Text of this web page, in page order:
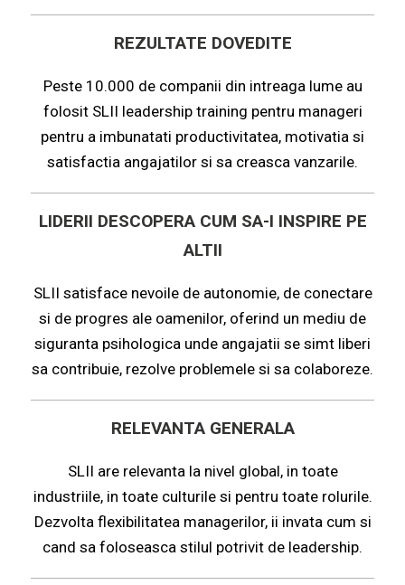
trec la modul de training esential in
curricula managerului si despre care
cred ca si peste ani, avandu-l ca
prilej de discutie in sala de curs va
genera multe analize, exemple si
puternica pe care ne-au ajutat sa o
stabilim!"
experienta si resursele necesare
implementarii de proiecte extinse de
training si dezvoltare."
REZULTATE DOVEDITE
Peste 10.000 de companii din intreaga lume au
folosit SLII leadership training pentru manageri
pentru a imbunatati productivitatea, motivatia si
satisfactia angajatilor si sa creasca vanzarile.
LIDERII DESCOPERA CUM SA-I INSPIRE PE
ALTII
SLII satisface nevoile de autonomie, de conectare
si de progres ale oamenilor, oferind un mediu de
siguranta psihologica unde angajatii se simt liberi
sa contribuie, rezolve problemele si sa colaboreze.
RELEVANTA GENERALA
SLII are relevanta la nivel global, in toate
industriile, in toate culturile si pentru toate rolurile.
Dezvolta flexibilitatea managerilor, ii invata cum si
cand sa foloseasca stilul potrivit de leadership.